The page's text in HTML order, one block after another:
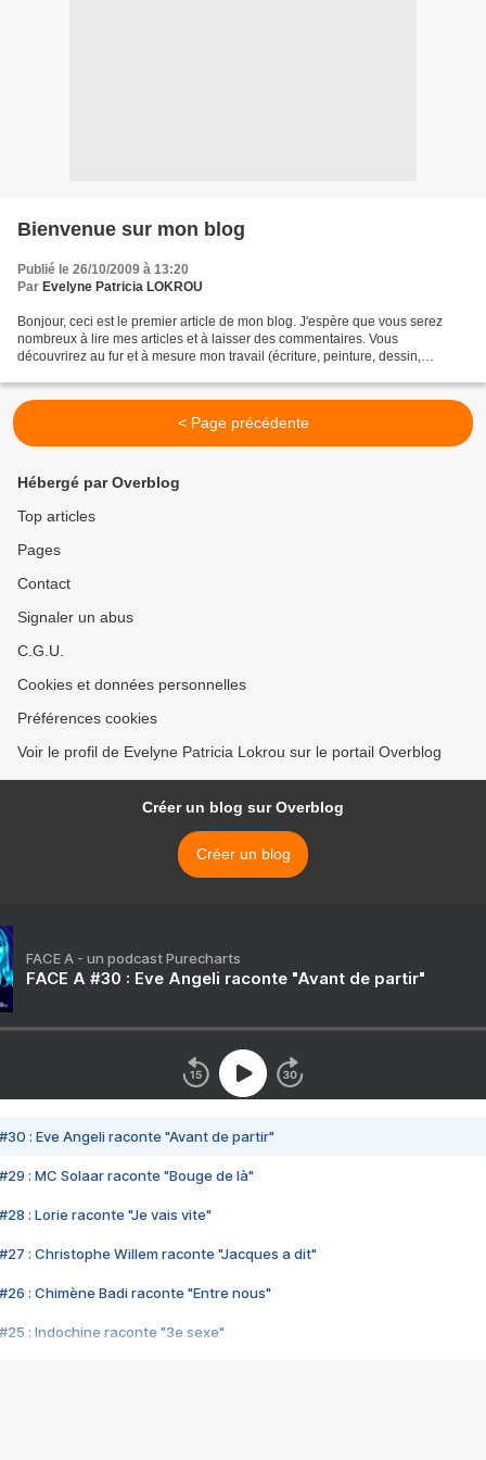
Bienvenue sur mon blog
Publié le 26/10/2009 à 13:20
Par Evelyne Patricia LOKROU
Bonjour, ceci est le premier article de mon blog. J'espère que vous serez
nombreux à lire mes articles et à laisser des commentaires. Vous
découvrirez au fur et à mesure mon travail (écriture, peinture, dessin,
< Page précédente
Hébergé par Overblog
Top articles
Pages
Contact
Signaler un abus
C.G.U.
Cookies et données personnelles
Préférences cookies
Voir le profil de Evelyne Patricia Lokrou sur le portail Overblog
Créer un blog sur Overblog
Créer un blog
FACE A - un podcast Purecharts
FACE A #30 : Eve Angeli raconte "Avant de partir"
#30 : Eve Angeli raconte "Avant de partir"
#29 : MC Solaar raconte "Bouge de là"
#28 : Lorie raconte "Je vais vite"
#27 : Christophe Willem raconte "Jacques a dit"
#26 : Chimène Badi raconte "Entre nous"
#25 : Indochine raconte "3e sexe"